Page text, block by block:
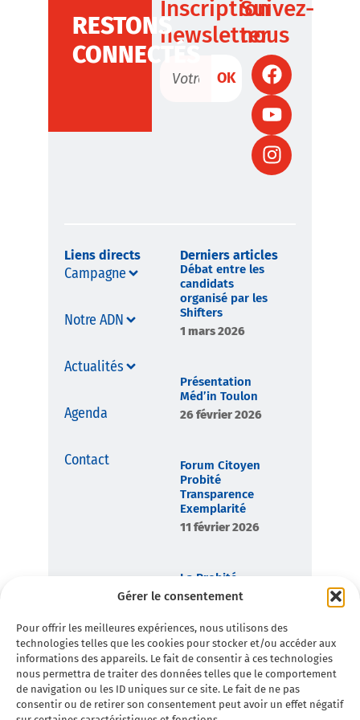
Gérer le consentement
Pour offrir les meilleures expériences, nous utilisons des
technologies telles que les cookies pour stocker et/ou accéder aux
informations des appareils. Le fait de consentir à ces technologies
nous permettra de traiter des données telles que le comportement
de navigation ou les ID uniques sur ce site. Le fait de ne pas
consentir ou de retirer son consentement peut avoir un effet négatif
Inscription
newsletter
OK
Suivez-
nous
RESTONS
CONNECTÉS
Liens directs
Campagne
Notre ADN
Actualités
Agenda
Contact
Derniers articles
Débat entre les
candidats
organisé par les
Shifters
1 mars 2026
Présentation
Méd’in Toulon
26 février 2026
Forum Citoyen
Probité
Transparence
Exemplarité
11 février 2026
La Probité,
boussole
Toulon en
Commun
7 février 2026